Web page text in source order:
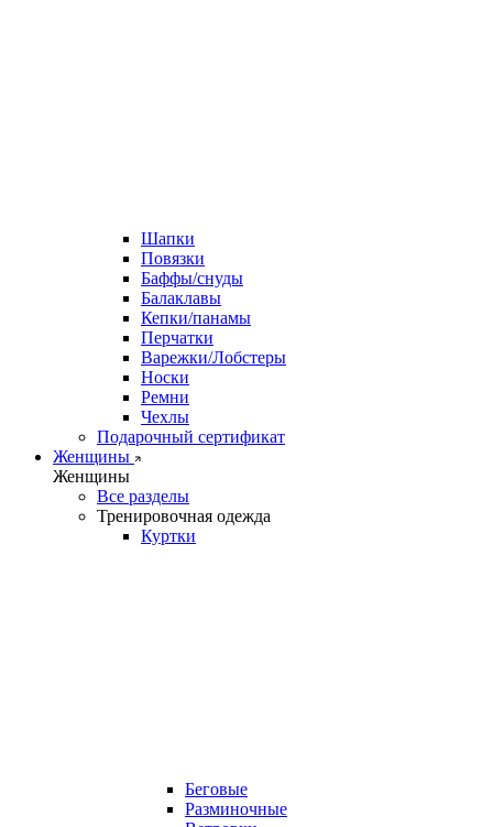
Шапки
Повязки
Баффы/снуды
Балаклавы
Кепки/панамы
Перчатки
Варежки/Лобстеры
Носки
Ремни
Чехлы
Подарочный сертификат
Женщины
Женщины
Все разделы
Тренировочная одежда
Куртки
Беговые
Разминочные